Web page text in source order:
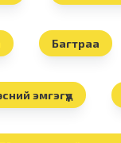
Багтраа
эмгэгүүд